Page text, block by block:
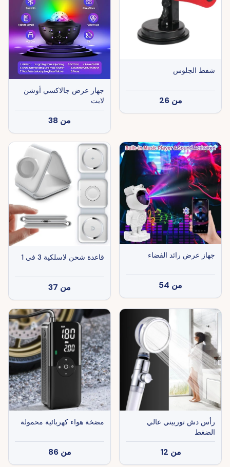
شفط الجلوس
من 26
جهاز عرض جالاكسي أوشن
لايت
من 38
جهاز عرض رائد الفضاء
من 54
قاعدة شحن لاسلكية 3 في 1
من 37
رأس دش توربيني عالي
الضغط
من 12
مضخة هواء كهربائية محمولة
من 86